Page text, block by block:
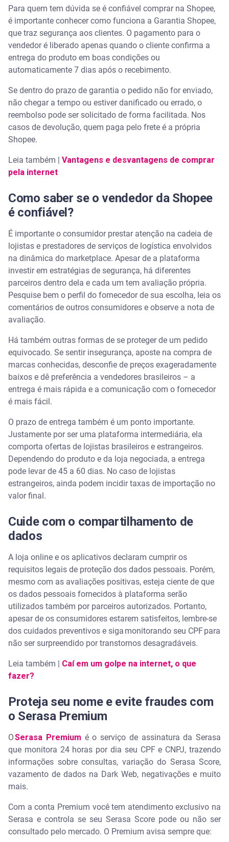
Para quem tem dúvida se é confiável comprar na Shopee,
é importante conhecer como funciona a Garantia Shopee,
que traz segurança aos clientes. O pagamento para o
vendedor é liberado apenas quando o cliente confirma a
entrega do produto em boas condições ou
automaticamente 7 dias após o recebimento.
Se dentro do prazo de garantia o pedido não for enviado,
não chegar a tempo ou estiver danificado ou errado, o
reembolso pode ser solicitado de forma facilitada. Nos
casos de devolução, quem paga pelo frete é a própria
Shopee.
Leia também | Vantagens e desvantagens de comprar
pela internet
Como saber se o vendedor da Shopee
é confiável?
É importante o consumidor prestar atenção na cadeia de
lojistas e prestadores de serviços de logística envolvidos
na dinâmica do marketplace. Apesar de a plataforma
investir em estratégias de segurança, há diferentes
parceiros dentro dela e cada um tem avaliação própria.
Pesquise bem o perfil do fornecedor de sua escolha, leia os
comentários de outros consumidores e observe a nota de
avaliação.
Há também outras formas de se proteger de um pedido
equivocado. Se sentir insegurança, aposte na compra de
marcas conhecidas, desconfie de preços exageradamente
baixos e dê preferência a vendedores brasileiros – a
entrega é mais rápida e a comunicação com o fornecedor
é mais fácil.
O prazo de entrega também é um ponto importante.
Justamente por ser uma plataforma intermediária, ela
comporta ofertas de lojistas brasileiros e estrangeiros.
Dependendo do produto e da loja negociada, a entrega
pode levar de 45 a 60 dias. No caso de lojistas
estrangeiros, ainda podem incidir taxas de importação no
valor final.
Cuide com o compartilhamento de
dados
A loja online e os aplicativos declaram cumprir os
requisitos legais de proteção dos dados pessoais. Porém,
mesmo com as avaliações positivas, esteja ciente de que
os dados pessoais fornecidos à plataforma serão
utilizados também por parceiros autorizados. Portanto,
apesar de os consumidores estarem satisfeitos, lembre-se
dos cuidados preventivos e siga monitorando seu CPF para
não ser surpreendido por transtornos desagradáveis.
Leia também | Caí em um golpe na internet, o que
fazer?
Proteja seu nome e evite fraudes com
o Serasa Premium
OSerasa Premium é o serviço de assinatura da Serasa
que monitora 24 horas por dia seu CPF e CNPJ, trazendo
informações sobre consultas, variação do Serasa Score,
vazamento de dados na Dark Web, negativações e muito
mais.
Com a conta Premium você tem atendimento exclusivo na
Serasa e controla se seu Serasa Score pode ou não ser
consultado pelo mercado. O Premium avisa sempre que: